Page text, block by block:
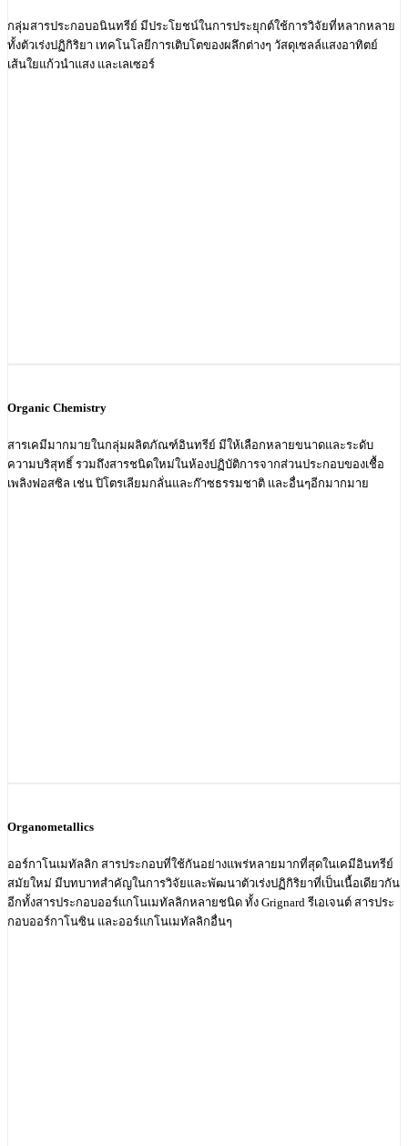
กลุ่มสารประกอบอนินทรีย์ มีประโยชน์ในการประยุกต์ใช้การวิจัยที่หลากหลาย
ทั้งตัวเร่งปฏิกิริยา เทคโนโลยีการเติบโตของผลึกต่างๆ วัสดุเซลล์แสงอาทิตย์
เส้นใยแก้วนำแสง และเลเซอร์
Organic Chemistry
สารเคมีมากมายในกลุ่มผลิตภัณฑ์อินทรีย์ มีให้เลือกหลายขนาดและระดับ
ความบริสุทธิ์ รวมถึงสารชนิดใหม่ในห้องปฏิบัติการจากส่วนประกอบของเชื้อ
เพลิงฟอสซิล เช่น ปิโตรเลียมกลั่นและก๊าซธรรมชาติ และอื่นๆอีกมากมาย
Organometallics
ออร์กาโนเมทัลลิก สารประกอบที่ใช้กันอย่างแพร่หลายมากที่สุดในเคมีอินทรีย์
สมัยใหม่ มีบทบาทสำคัญในการวิจัยและพัฒนาตัวเร่งปฏิกิริยาที่เป็นเนื้อเดียวกัน
อีกทั้งสารประกอบออร์แกโนเมทัลลิกหลายชนิด ทั้ง Grignard รีเอเจนต์ สารประ
กอบออร์กาโนซิน และออร์แกโนเมทัลลิกอื่นๆ